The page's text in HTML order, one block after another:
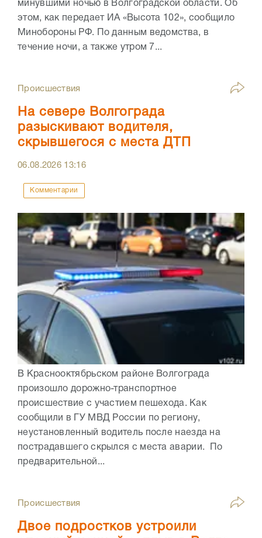
минувшими ночью в Волгоградской области. Об
этом, как передает ИА «Высота 102», сообщило
Минобороны РФ. По данным ведомства, в
течение ночи, а также утром 7...
Происшествия
На севере Волгограда
разыскивают водителя,
скрывшегося с места ДТП
06.08.2026 13:16
Комментарии
В Краснооктябрьском районе Волгограда
произошло дорожно-транспортное
происшествие с участием пешехода. Как
сообщили в ГУ МВД России по региону,
неустановленный водитель после наезда на
пострадавшего скрылся с места аварии. По
предварительной...
Происшествия
Двое подростков устроили